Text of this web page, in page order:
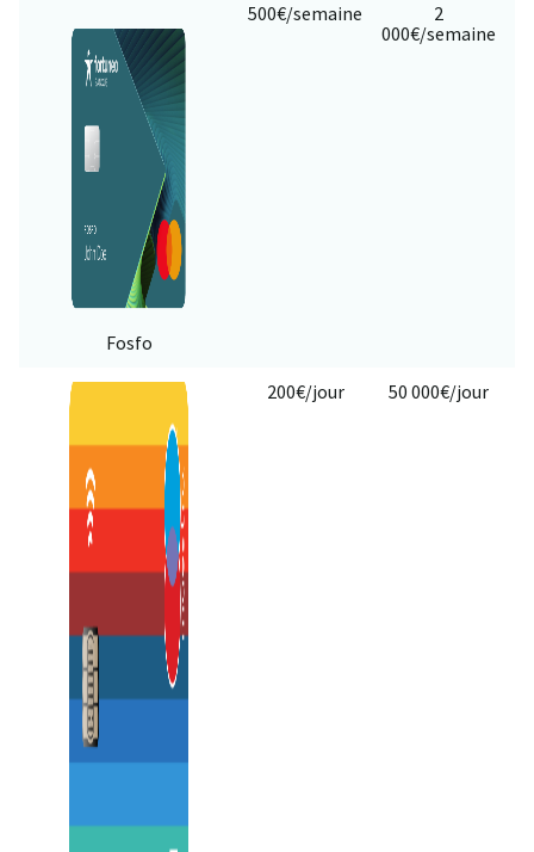
Fosfo
500€/semaine
2
000€/semaine
200€/jour 50 000€/jour